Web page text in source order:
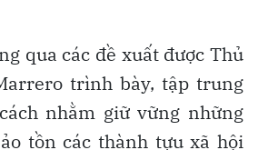
qua các đề xuất được Thủ
trình bày, tập trung
nhằm giữ vững những
tồn các thành tựu xã hội